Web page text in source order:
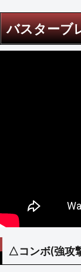
バスターブ
△コンボ(強攻